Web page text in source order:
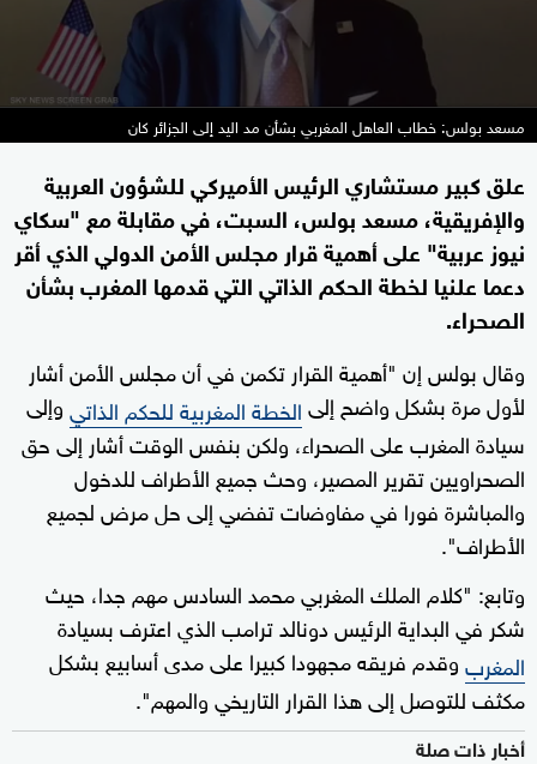
مسعد بولس: خطاب العاهل المغربي بشأن مد اليد إلى الجزائر كان
علق كبير مستشاري الرئيس الأميركي للشؤون العربية
والإفريقية، مسعد بولس، السبت، في مقابلة مع "سكاي
نيوز عربية" على أهمية قرار مجلس الأمن الدولي الذي أقر
دعما علنيا لخطة الحكم الذاتي التي قدمها المغرب بشأن
الصحراء.
وقال بولس إن "أهمية القرار تكمن في أن مجلس الأمن أشار
لأول مرة بشكل واضح إلىالخطة المغربية للحكم الذاتيوإلى
سيادة المغرب على الصحراء، ولكن بنفس الوقت أشار إلى حق
الصحراويين تقرير المصير، وحث جميع الأطراف للدخول
والمباشرة فورا في مفاوضات تفضي إلى حل مرض لجميع
الأطراف".
وتابع: "كلام الملك المغربي محمد السادس مهم جدا، حيث
شكر في البداية الرئيس دونالد ترامب الذي اعترف بسيادة
المغربوقدم فريقه مجهودا كبيرا على مدى أسابيع بشكل
مكثف للتوصل إلى هذا القرار التاريخي والمهم".
أخبار ذات صلة